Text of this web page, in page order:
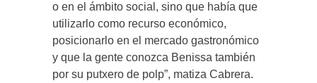
o en el ámbito social, sino que había que
utilizarlo como recurso económico,
posicionarlo en el mercado gastronómico
y que la gente conozca Benissa también
por su putxero de polp”, matiza Cabrera.